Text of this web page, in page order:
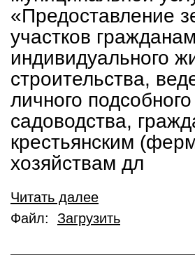
«Предоставление
участков
индивидуального
строительства,
личного
садоводства,
крестьянским
хозяйствам дл
Читать далее
Файл: Загрузить